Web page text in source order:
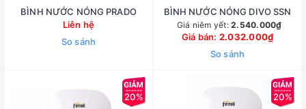
BÌNH NƯỚC NÓNG PRADO
Liên hệ
So sánh
BÌNH NƯỚC NÓNG DIVO SSN
Giá niêm yết: 2.540.000₫
Giá bán: 2.032.000₫
So sánh
20% 20%